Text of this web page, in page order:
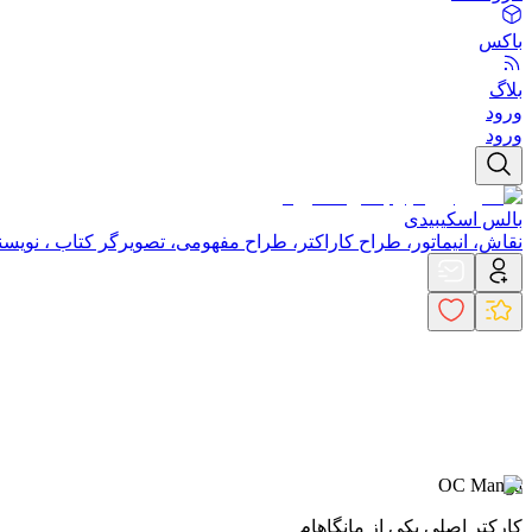
باکس
بلاگ
ورود
ورود
بالس اسکیبیدی
نقاش، انیماتور، طراح کاراکتر، طراح مفهومی، تصویرگر کتاب ،
OC Manga
کارکتر اصلی یکی از مانگاهام